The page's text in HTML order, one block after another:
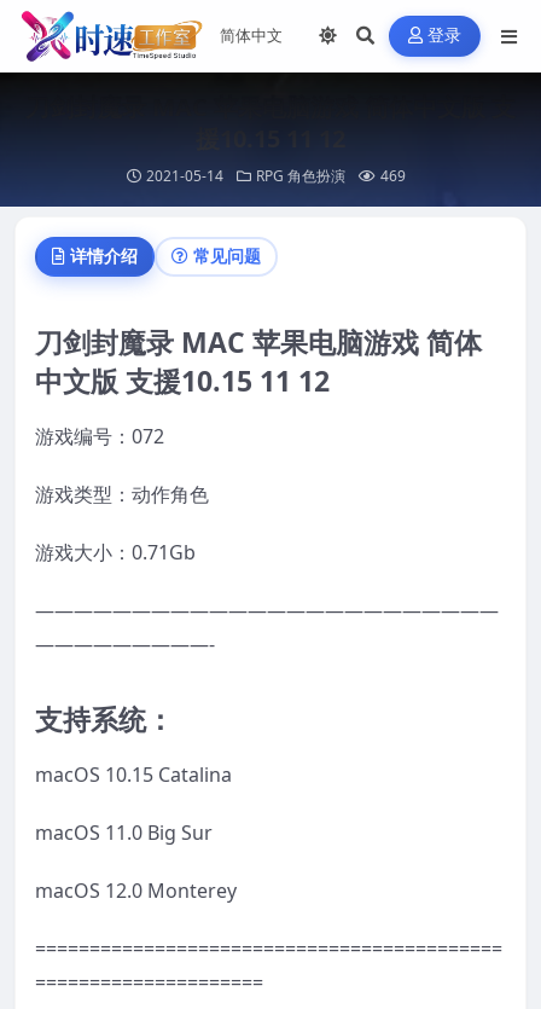
登录
2021-05-14 RPG 角色扮演 469
详情介绍 常见问题
刀剑封魔录 MAC 苹果电脑游戏 简体
中文版 支援10.15 11 12
游戏编号：072
游戏类型：动作角色
游戏大小：0.71Gb
————————————————————————
—————————-
支持系统：
macOS 10.15 Catalina
macOS 11.0 Big Sur
macOS 12.0 Monterey
===========================================
=====================